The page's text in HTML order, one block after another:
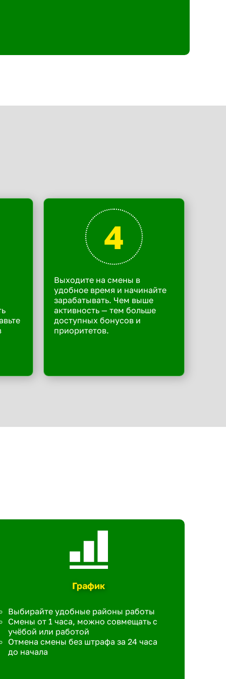
4
Выходите на смены в
удобное время и начинайте
зарабатывать. Чем выше
активность — тем больше
доступных бонусов и
приоритетов.
График
Выбирайте удобные районы работы
Смены от 1 часа, можно совмещать с
учёбой или работой
Отмена смены без штрафа за 24 часа
до начала